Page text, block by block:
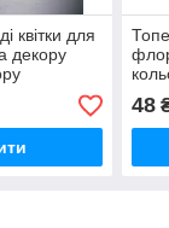
квітки для
декору
48